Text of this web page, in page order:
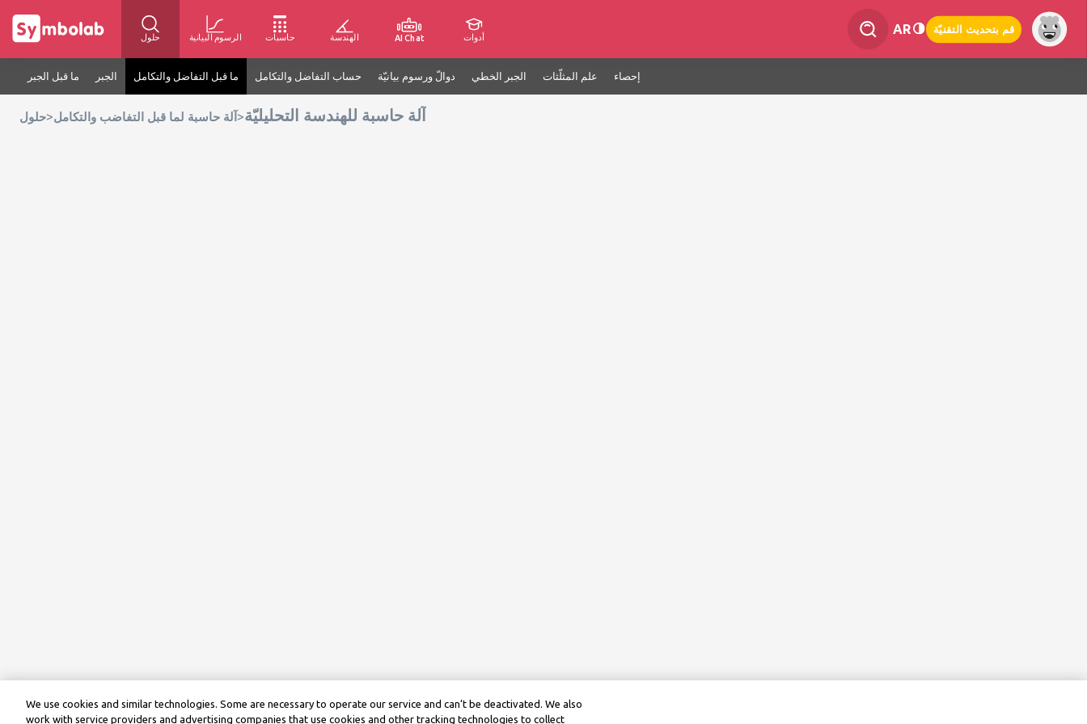
حلول الرسوم البيانية حاسبات الهندسة AI Chat أدوات
AR قم بتحديث التقنيّة
ما قبل الجبر الجبر ما قبل التفاضل والتكامل حساب التفاضل والتكامل دوالّ ورسوم بيانيّة الجبر الخطي علم المثلّثات إحصاء
حلول>آلة حاسبة لما قبل التفاضب والتكامل >آلة حاسبة للهندسة التحليليّة
We use cookies and similar technologies. Some are necessary to operate our service and can’t be deactivated. We also
work with service providers and advertising companies that use cookies and other tracking technologies to collect